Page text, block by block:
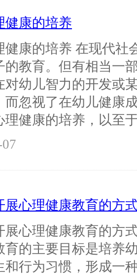
健康的培养
健康的培养 在现代社
的教育。但有相当一
对幼儿智力的开发或
而忽视了在幼儿健康
理健康的培养，以至
展心理健康教育的方
展心理健康教育的方
育的主要目标是培养
和行为习惯，形成一